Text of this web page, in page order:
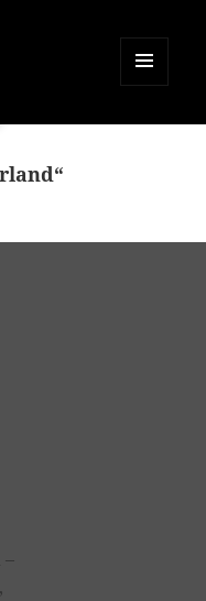
MENÜ
WIDGETS